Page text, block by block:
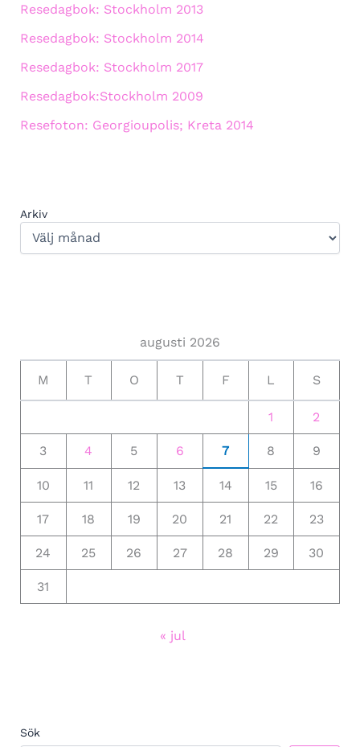
Resedagbok: Stockholm 2013
Resedagbok: Stockholm 2014
Resedagbok: Stockholm 2017
Resedagbok:Stockholm 2009
Resefoton: Georgioupolis; Kreta 2014
Arkiv
augusti 2026
M T O T F L S
1 2
3 4 5 6 7 8 9
10 11 12 13 14 15 16
17 18 19 20 21 22 23
24 25 26 27 28 29 30
31
« jul
Sök